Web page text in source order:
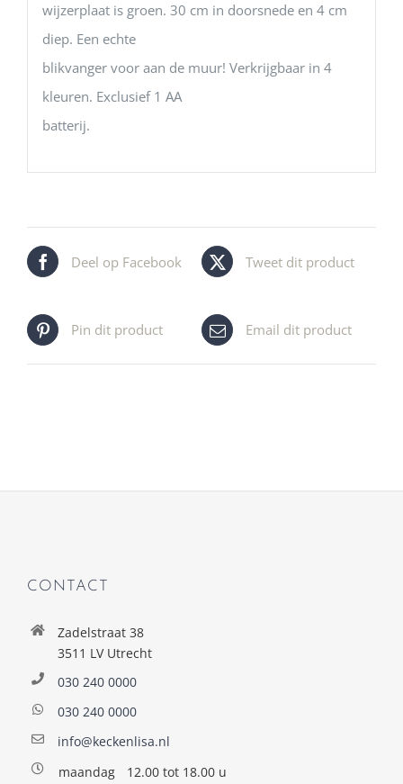
wijzerplaat is groen. 30 cm in doorsnede en 4 cm
diep. Een echte
blikvanger voor aan de muur! Verkrijgbaar in 4
kleuren. Exclusief 1 AA
batterij.
Deel op Facebook Tweet dit product
Pin dit product Email dit product
CONTACT
Zadelstraat 38
3511 LV Utrecht
030 240 0000
030 240 0000
info@keckenlisa.nl
maandag
12.00 tot 18.00 u